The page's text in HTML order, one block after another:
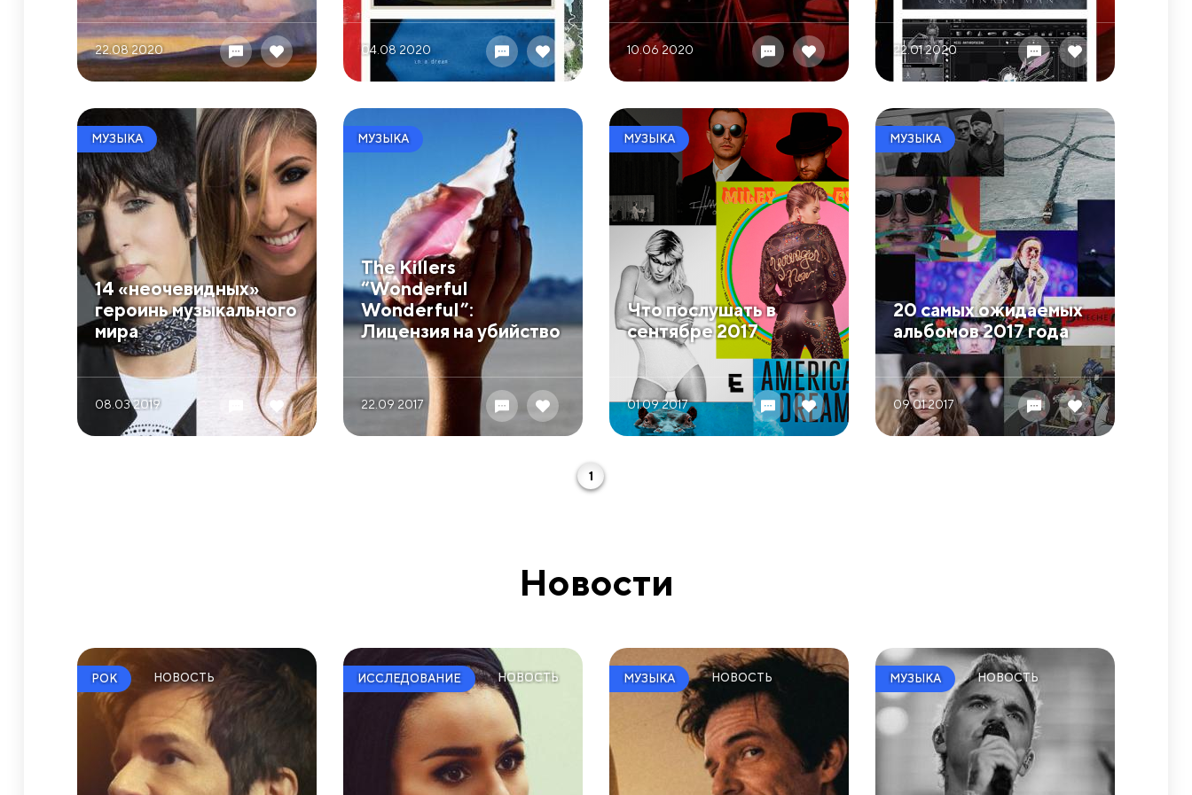
22.08 2020 04.08 2020 10.06 2020 22.01 2020
МУЗЫКА
​14 «неочевидных»
героинь музыкального
мира
08.03 2019
МУЗЫКА
The Killers
“Wonderful
Wonderful”:
Лицензия на убийство
22.09 2017
МУЗЫКА
Что послушать в
сентябре 2017
01.09 2017
МУЗЫКА
20 самых ожидаемых
альбомов 2017 года
09.01 2017
1
Новости
РОК НОВОСТЬ ИССЛЕДОВАНИЕ НОВОСТЬ МУЗЫКА НОВОСТЬ МУЗЫКА НОВОСТЬ